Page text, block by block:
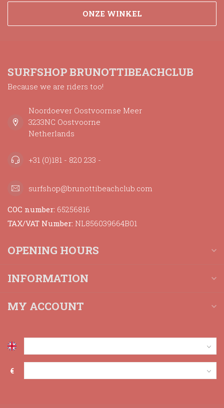
ONZE WINKEL
SURFSHOP BRUNOTTIBEACHCLUB
Because we are riders too!
Noordoever Oostvoornse Meer
3233NC Oostvoorne
Netherlands
+31 (0)181 - 820 233 -
surfshop@brunottibeachclub.com
COC number: 65256816
TAX/VAT Number: NL856039664B01
OPENING HOURS
INFORMATION
MY ACCOUNT
€